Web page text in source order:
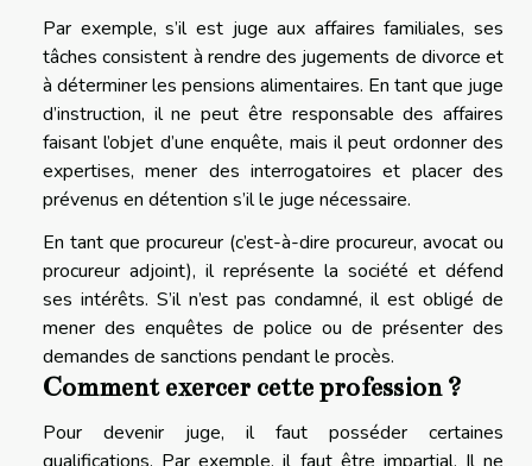
Par exemple, s’il est juge aux affaires familiales, ses
tâches consistent à rendre des jugements de divorce et
à déterminer les pensions alimentaires. En tant que juge
d’instruction, il ne peut être responsable des affaires
faisant l’objet d’une enquête, mais il peut ordonner des
expertises, mener des interrogatoires et placer des
prévenus en détention s’il le juge nécessaire.
En tant que procureur (c’est-à-dire procureur, avocat ou
procureur adjoint), il représente la société et défend
ses intérêts. S’il n’est pas condamné, il est obligé de
mener des enquêtes de police ou de présenter des
demandes de sanctions pendant le procès.
Comment exercer cette profession ?
Pour devenir juge, il faut posséder certaines